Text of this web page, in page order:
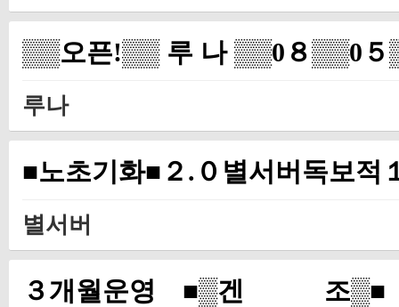
▒▒오픈!▒▒ 루 나 ▒▒0８▒▒0
루나
■노초기화■２.０별서버독보
별서버
３개월운영 ■▒겐 조▒■